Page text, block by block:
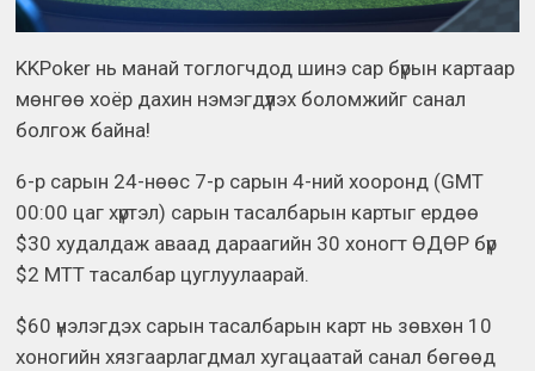
KKPoker нь манай тоглогчдод шинэ сар бүрын картаар
мөнгөө хоёр дахин нэмэгдүүлэх боломжийг санал
болгож байна!
6-р сарын 24-нөөс 7-р сарын 4-ний хооронд (GMT
00:00 цаг хүртэл) сарын тасалбарын картыг ердөө
$30 худалдаж аваад дараагийн 30 хоногт ӨДӨР бүр
$2 MTT тасалбар цуглуулаарай.
$60 үнэлэгдэх сарын тасалбарын карт нь зөвхөн 10
хоногийн хязгаарлагдмал хугацаатай санал бөгөөд